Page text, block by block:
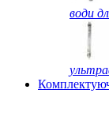
води